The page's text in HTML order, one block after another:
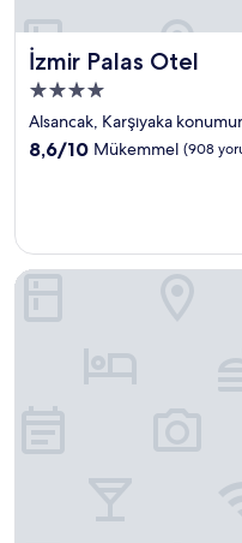
İzmir Palas Otel
İzmir Palas Otel
4.0
yıldızlı
konaklama
yeri
Alsancak, Karşıyaka
10
yorum)
8,6/10 Mükemmel (908
Emens Hotel